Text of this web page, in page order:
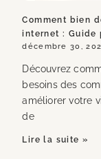
Comment bien
internet : Guide
décembre 30,
Découvrez
besoins des
améliorer votre
de
Lire la suite »